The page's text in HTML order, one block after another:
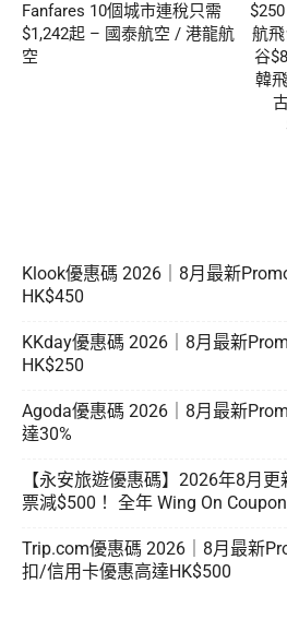
Fanfares 10個城市連稅只需
$1,242起 – 國泰航空 / 港龍航
空
航
谷
韓
Klook優惠碼 2026｜8月最新
HK$450
KKday優惠碼 2026｜8月最新
HK$250
Agoda優惠碼 2026｜8月最新
達30%
【永安旅遊優惠碼】2026年8月
票減$500！ 全年 Wing On
Trip.com優惠碼 2026｜8月最新
扣/信用卡優惠高達HK$500